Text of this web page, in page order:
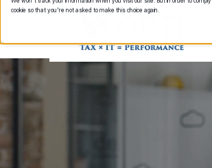
cookie so that you're not asked to make this choice again.